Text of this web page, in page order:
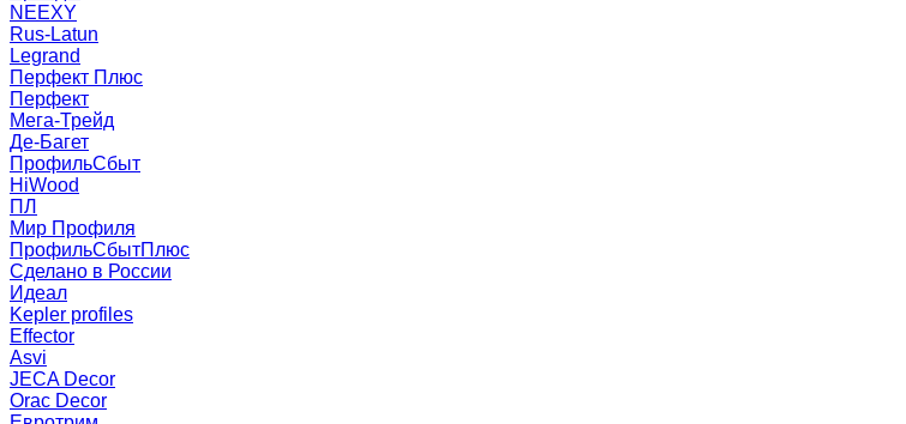
NEEXY
Rus-Latun
Legrand
Перфект Плюс
Перфект
Мега-Трейд
Де-Багет
ПрофильСбыт
HiWood
ПЛ
Мир Профиля
ПрофильСбытПлюс
Сделано в России
Идеал
Kepler profiles
Effector
Asvi
JECA Decor
Orac Decor